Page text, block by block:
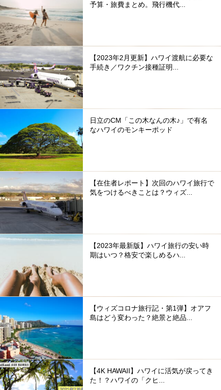
予算・旅費まとめ。飛行機代...
【2023年2月更新】ハワイ渡航に必要な
手続き／ワクチン接種証明...
日立のCM「この木なんの木♪」で有名
なハワイのモンキーポッド
【在住者レポート】次回のハワイ旅行で
気をつけるべきことは？ウィズ...
【2023年最新版】ハワイ旅行の安い時
期はいつ？格安で楽しめるハ...
【ウィズコロナ旅行記・第1弾】オアフ
島はどう変わった？絶景と絶品...
【4K HAWAII】ハワイに活気が戻ってき
た！？ハワイの「クヒ...